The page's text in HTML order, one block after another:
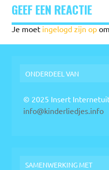
GEEF EEN REACTIE
Je moet ingelogd zijn op
ONDERDEEL VAN
© 2025 Insert
info@kinderliedjes.info
SAMENWERKING MET